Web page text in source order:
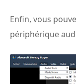
Enfin, vous
périphérique